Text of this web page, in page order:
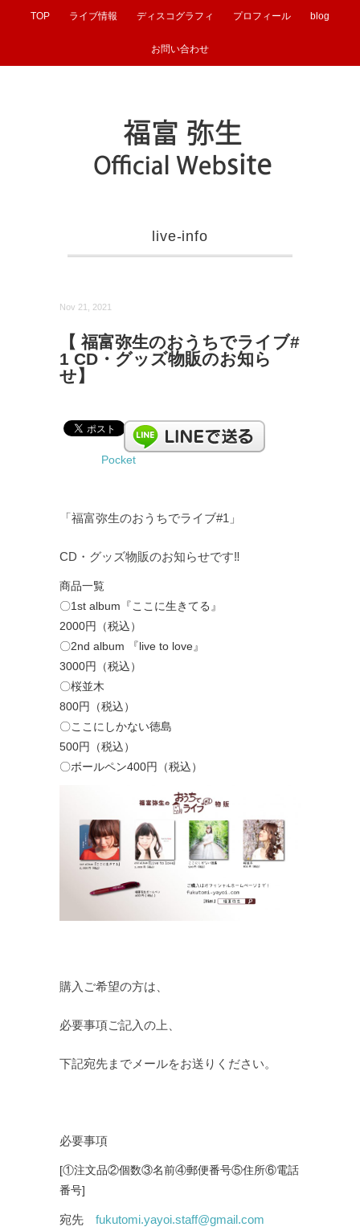
TOP ライブ情報 ディスコグラフィ プロフィール blog
お問い合わせ
live-info
Nov 21, 2021
【 福富弥生のおうちでライブ#
1 CD・グッズ物販のお知ら
せ】
Pocket
「福富弥生のおうちでライブ#1」
CD・グッズ物販のお知らせです‼︎
商品一覧
〇1st album『ここに生きてる』
2000円（税込）
〇2nd album 『live to love』
3000円（税込）
〇桜並木
800円（税込）
〇ここにしかない徳島
500円（税込）
〇ボールペン400円（税込）
購入ご希望の方は、
必要事項ご記入の上、
下記宛先までメールをお送りください。
必要事項
[①注文品②個数③名前④郵便番号⑤住所⑥電話
番号]
宛先 fukutomi.yayoi.staff@gmail.com